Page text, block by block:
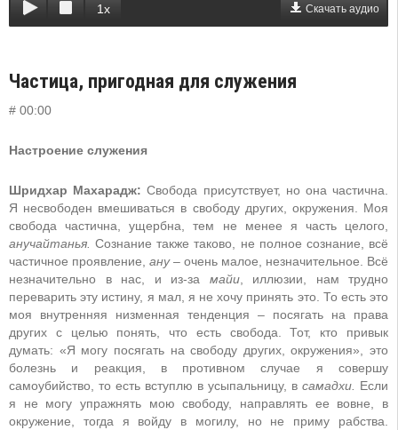
1x Скачать аудио
Частица, пригодная для служения
# 00:00
Настроение служения
Шридхар Махарадж: Свобода присутствует, но она частична.
Я несвободен вмешиваться в свободу других, окружения. Моя
свобода частична, ущербна, тем не менее я часть целого,
анучайтанья.Сознание также таково, не полное сознание, всё
частичное проявление, ану – очень малое, незначительное. Всё
незначительно в нас, и из-за майи, иллюзии, нам трудно
переварить эту истину, я мал, я не хочу принять это. То есть это
моя внутренняя низменная тенденция – посягать на права
других с целью понять, что есть свобода. Тот, кто привык
думать: «Я могу посягать на свободу других, окружения», это
болезнь и реакция, в противном случае я совершу
самоубийство, то есть вступлю в усыпальницу, в самадхи. Если
я не могу упражнять мою свободу, направлять ее вовне, в
окружение, тогда я войду в могилу, но не приму рабства.